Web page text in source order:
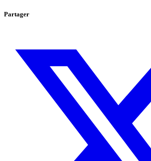
Partager